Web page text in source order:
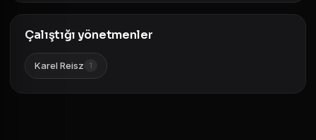
Çalıştığı yönetmenler
Karel Reisz 1